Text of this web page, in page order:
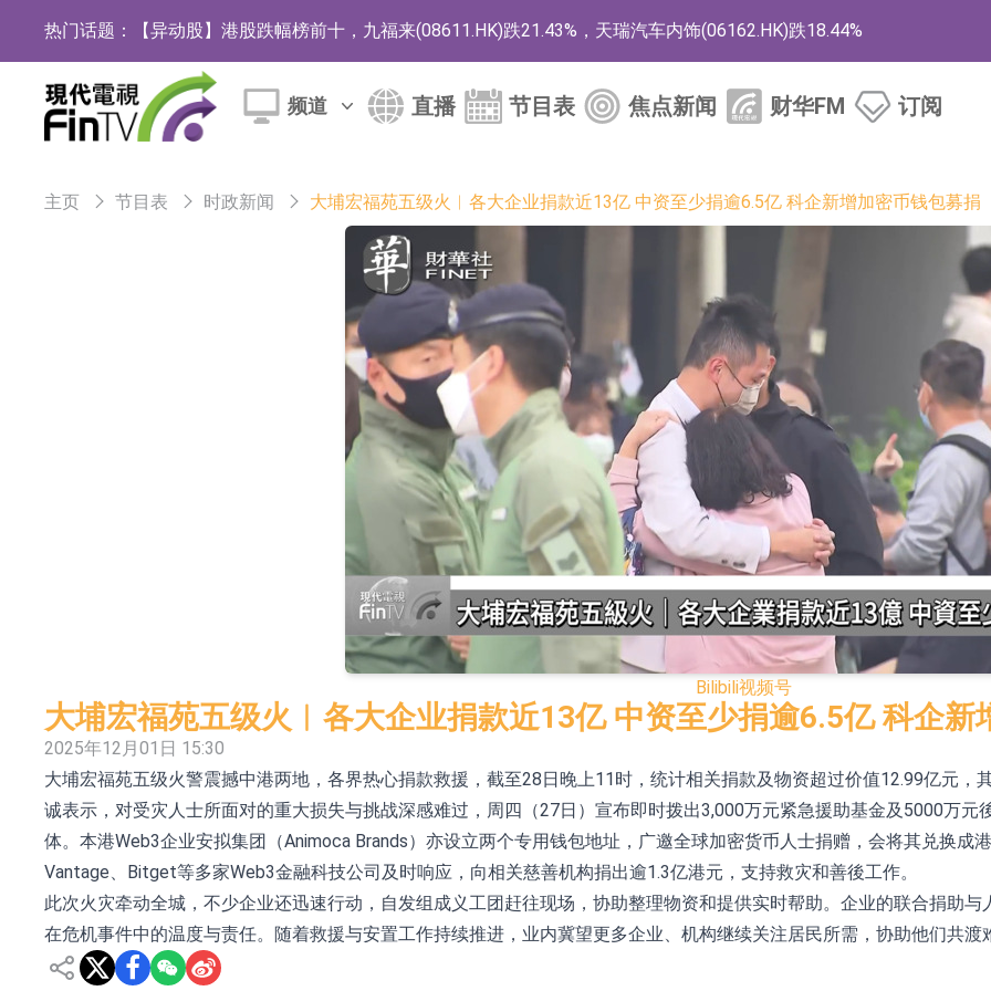
热门话题： 【异动股】港股跌幅榜前十，九福来(08611.HK)跌21.43%，天瑞汽车内饰(06162.HK)跌18.44%
【异动股】港股涨幅榜前十，佳明集团控股(01271.HK)涨+78.22%，拿森科技(02261.HK)涨+64.11%
斯迪克：公司为国内折叠屏核心功能材料供应商
聚辰股份：公司VPD芯片已顺利通过目标客户的测试认证
上期所：7月份对11个实际控制关系账户组采取限制开仓的监管措施
特发服务：成功中标哔哩哔哩上海滨江总部物业服务项目
亚太股份：公司是零跑汽车和Stellantis集团的供应商
理工雷科面向边缘AI场景推出"山海"系列智算模组 系列产品基于国产CPU与GPU构建
【异动股】医疗研发外包板块拉升，博腾股份(300363.CN)涨20.02%
依米康：海外交付以东南亚、中东市场为主 并已取得欧美相关认证
上交所：财通多策略福鑫定期开放灵活配置混合型发起式证券投资基金临时停牌
上交所：景顺长城全球半导体芯片产业股票型证券投资基金临时停牌
【异动股】港股跌幅榜前十，卡森国际(00496.HK)跌22.40%，九福来(08611.HK)跌21.01%
【异动股】港股涨幅榜前十，拿森科技(02261.HK)涨+75.05%，辰兴发展(02286.HK)涨+64.91%
神火股份：新疆神火铝水转化率已100%
【异动股】焦炭Ⅲ板块下挫，陕西黑猫(601015.CN)跌8.38%
浙江证监局对财通证券股份有限公司采取出具警示函措施
山金国际：港股上市工作正常推进中
频道 直播 节目表 焦点新闻 财华FM 订阅
主页 节目表 时政新闻 大埔宏福苑五级火︱各大企业捐款近13亿 中资至少捐逾6.5亿 科企新增加密币钱包募捐
Bilibili视频号
大埔宏福苑五级火︱各大企业捐款近13亿 中资至少捐逾6.5亿 科企新
2025年12月01日 15:30
大埔宏福苑五级火警震撼中港两地，各界热心捐款救援，截至28日晚上11时，统计相关捐款及物资超过价值12.99亿元
诚表示，对受灾人士所面对的重大损失与挑战深感难过，周四（27日）宣布即时拨出3,000万元紧急援助基金及5000万
体。本港Web3企业安拟集团（Animoca Brands）亦设立两个专用钱包地址，广邀全球加密货币人士捐赠，会将其兑换成
Vantage、Bitget等多家Web3金融科技公司及时响应，向相关慈善机构捐出逾1.3亿港元，支持救灾和善後工作。
此次火灾牵动全城，不少企业还迅速行动，自发组成义工团赶往现场，协助整理物资和提供实时帮助。企业的联合捐助
在危机事件中的温度与责任。随着救援与安置工作持续推进，业内冀望更多企业、机构继续关注居民所需，协助他们共渡